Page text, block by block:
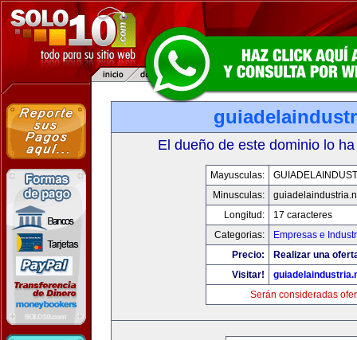
El dueño de este dominio lo
Mayusculas:
Minusculas:
Longitud:
17 caracteres
Categorias:
Empresas e
Precio:
Realizar una
Visitar!
Serán consideradas